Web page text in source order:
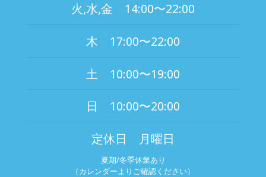
火,水,金 14:00〜22:00
木 17:00〜22:00
土 10:00〜19:00
日 10:00〜20:00
定休日 月曜日
夏期/冬季休業あり
（カレンダーよりご確認ください）